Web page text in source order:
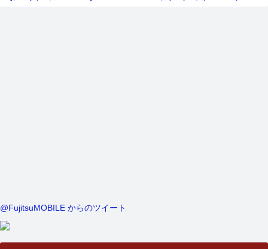
@FujitsuMOBILE からのツイート